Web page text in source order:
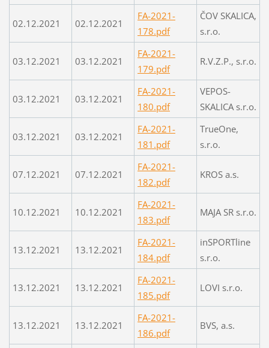
02.12.2021 02.12.2021
FA-2021-
178.pdf
ČOV SKALICA,
s.r.o.
03.12.2021 03.12.2021
FA-2021-
179.pdf
R.V.Z.P., s.r.o.
03.12.2021 03.12.2021
FA-2021-
180.pdf
VEPOS-
SKALICA s.r.o.
03.12.2021 03.12.2021
FA-2021-
181.pdf
TrueOne,
s.r.o.
07.12.2021 07.12.2021
FA-2021-
182.pdf
KROS a.s.
10.12.2021 10.12.2021
FA-2021-
183.pdf
MAJA SR s.r.o.
13.12.2021 13.12.2021
FA-2021-
184.pdf
inSPORTline
s.r.o.
13.12.2021 13.12.2021
FA-2021-
185.pdf
LOVI s.r.o.
13.12.2021 13.12.2021
FA-2021-
186.pdf
BVS, a.s.